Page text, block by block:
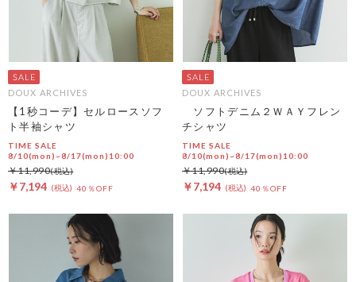
DOUX ARCHIVES
【1秒コーデ】セルロースソフ
ト半袖シャツ
TIME SALE
8/10(mon)~8/17(mon)10:00
￥7,194 40％OFF
￥11,990
DOUX ARCHIVES
ソフトデニム２ＷＡＹフレン
チシャツ
TIME SALE
8/10(mon)~8/17(mon)10:00
￥7,194 40％OFF
￥11,990